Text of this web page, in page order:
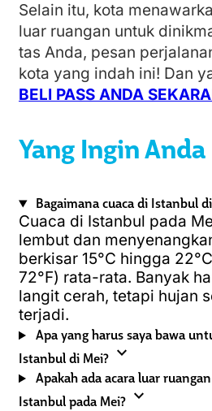
Selain itu, kota
luar ruangan untuk
tas Anda, pesan
kota yang indah ini! Dan
BELI PASS ANDA
Yang Ingin
Bagaimana cuaca di Istanbul
Cuaca di Istanbul pada
lembut dan
berkisar 15°C hingga
72°F) rata-rata. Banyak
langit cerah, tetapi hujan
terjadi.
Apa yang harus saya bawa
Istanbul di Mei? expand_more
Apakah ada acara luar
Istanbul pada Mei? expand_more